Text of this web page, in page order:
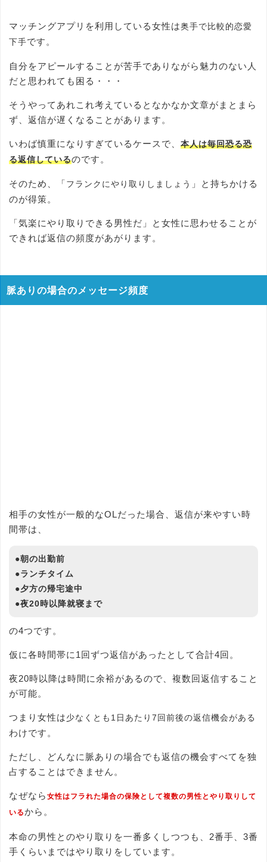
マッチングアプリを利用している女性は奥手で比較的恋愛
下手です。
自分をアピールすることが苦手でありながら魅力のない人
だと思われても困る・・・
そうやってあれこれ考えているとなかなか文章がまとまら
ず、返信が遅くなることがあります。
いわば慎重になりすぎているケースで、 本人は毎回恐る恐
る返信しているのです。
そのため、「フランクにやり取りしましょう 」と持ちかける
のが得策。
「気楽にやり取りできる男性だ」と女性に思わせることが
できれば返信の頻度があがります。
脈ありの場合のメッセージ頻度
相手の女性が一般的なOLだった場合、返信が来やすい時
間帯は、
●朝の出勤前
●ランチタイム
●夕方の帰宅途中
●夜20時以降就寝まで
の4つです。
仮に各時間帯に1回ずつ返信があったとして合計4回。
夜20時以降は時間に余裕があるので、複数回返信すること
が可能。
つまり女性は少なくとも1日あたり7回前後の返信機会がある
わけです。
ただし、どんなに脈ありの場合でも返信の機会すべてを独
占することはできません。
なぜなら 女性はフラれた場合の保険として複数の男性とやり取りして
いるから。
本命の男性とのやり取りを一番多くしつつも、2番手、3番
手くらいまではやり取りをしています。